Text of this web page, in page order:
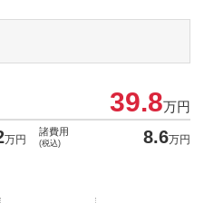
39.8万円
万円
諸費用
(税込) 8.6万円